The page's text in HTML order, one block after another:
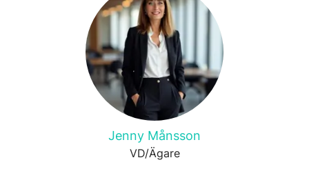
Jenny Månsson
VD/Ägare